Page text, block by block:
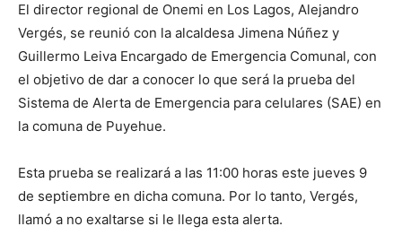
El director regional de Onemi en Los Lagos, Alejandro
Vergés, se reunió con la alcaldesa Jimena Núñez y
Guillermo Leiva Encargado de Emergencia Comunal, con
el objetivo de dar a conocer lo que será la prueba del
Sistema de Alerta de Emergencia para celulares (SAE) en
la comuna de Puyehue.
Esta prueba se realizará a las 11:00 horas este jueves 9
de septiembre en dicha comuna. Por lo tanto, Vergés,
llamó a no exaltarse si le llega esta alerta.